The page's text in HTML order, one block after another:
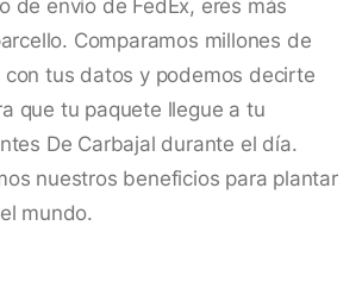
de envío de FedEx, eres más
Comparamos millones de
con tus datos y podemos decirte
que tu paquete llegue a tu
De Carbajal durante el día.
nuestros beneficios para plantar
mundo.